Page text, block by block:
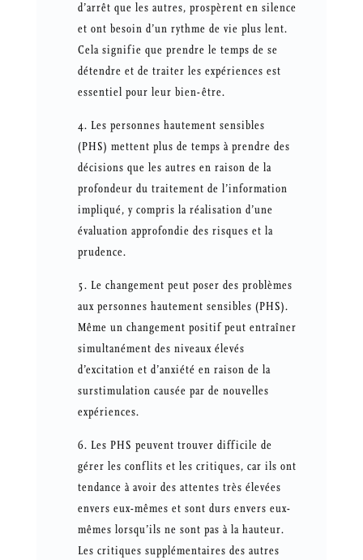
d’arrêt que les autres, prospèrent en silence
et ont besoin d’un rythme de vie plus lent.
Cela signifie que prendre le temps de se
détendre et de traiter les expériences est
essentiel pour leur bien-être.
Les personnes hautement sensibles
(PHS) mettent plus de temps à prendre des
décisions que les autres en raison de la
profondeur du traitement de l’information
impliqué, y compris la réalisation d’une
évaluation approfondie des risques et la
prudence.
Le changement peut poser des problèmes
aux personnes hautement sensibles (PHS).
Même un changement positif peut entraîner
simultanément des niveaux élevés
d’excitation et d’anxiété en raison de la
surstimulation causée par de nouvelles
expériences.
Les PHS peuvent trouver difficile de
gérer les conflits et les critiques, car ils ont
tendance à avoir des attentes très élevées
envers eux-mêmes et sont durs envers eux-
mêmes lorsqu’ils ne sont pas à la hauteur.
Les critiques supplémentaires des autres